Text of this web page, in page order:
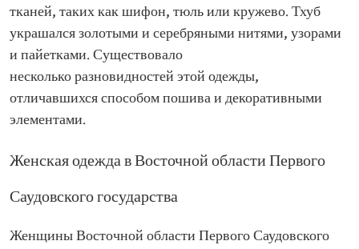
тканей, таких как шифон, тюль или кружево. Тхуб
украшался золотыми и серебряными нитями, узорами
и пайетками. Существовало
несколько разновидностей этой одежды,
отличавшихся способом пошива и декоративными
элементами.
Женская одежда в Восточной области Первого
Саудовского государства
Женщины Восточной области Первого Саудовского